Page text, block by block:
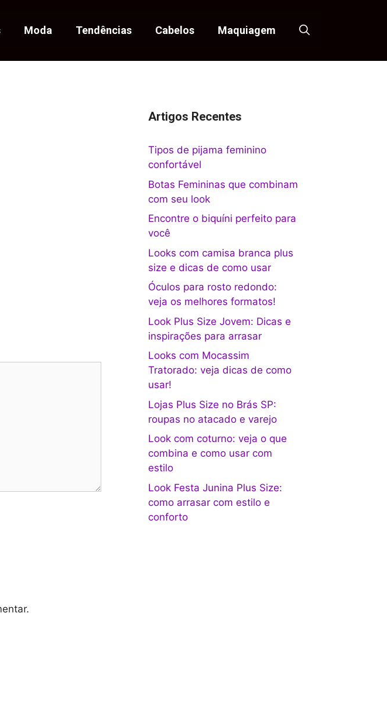
Moda Tendências Cabelos Maquiagem
Artigos Recentes
Tipos de pijama feminino
confortável
Botas Femininas que combinam
com seu look
Encontre o biquíni perfeito para
você
Looks com camisa branca plus
size e dicas de como usar
Óculos para rosto redondo:
veja os melhores formatos!
Look Plus Size Jovem: Dicas e
inspirações para arrasar
Looks com Mocassim
Tratorado: veja dicas de como
usar!
Lojas Plus Size no Brás SP:
roupas no atacado e varejo
Look com coturno: veja o que
combina e como usar com
estilo
Look Festa Junina Plus Size:
como arrasar com estilo e
conforto